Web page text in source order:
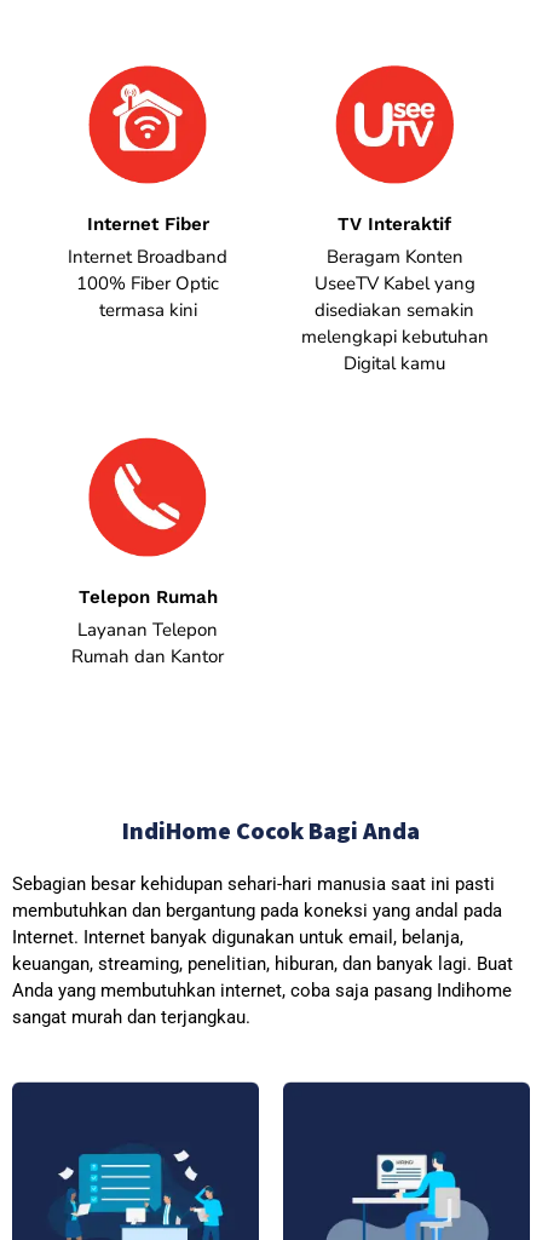
Internet Fiber
Internet Broadband
100% Fiber Optic
termasa kini
TV Interaktif
Beragam Konten
UseeTV Kabel yang
disediakan semakin
melengkapi kebutuhan
Digital kamu
Telepon Rumah
Layanan Telepon
Rumah dan Kantor
IndiHome Cocok Bagi Anda
Sebagian besar kehidupan sehari-hari manusia saat ini pasti
membutuhkan dan bergantung pada koneksi yang andal pada
Internet. Internet banyak digunakan untuk email, belanja,
keuangan, streaming, penelitian, hiburan, dan banyak lagi. Buat
Anda yang membutuhkan internet, coba saja pasang Indihome
sangat murah dan terjangkau.